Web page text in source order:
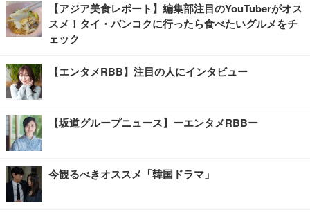
【アジア美食レポート】編集部注目のYouTuberがオス
スメ！タイ・バンコクに行ったら食べたいグルメをチ
ェック
【エンタメRBB】注目の人にインタビュー
【坂道グループニュース】ーエンタメRBBー
今観るべきオススメ「韓国ドラマ」